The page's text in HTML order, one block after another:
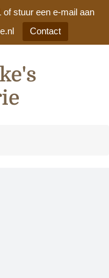
of stuur een e-mail aan
Contact